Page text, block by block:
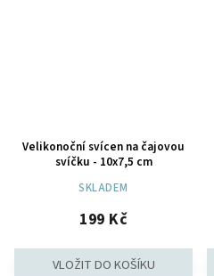
Velikonoční svícen na čajovou
svíčku - 10x7,5 cm
SKLADEM
199 Kč